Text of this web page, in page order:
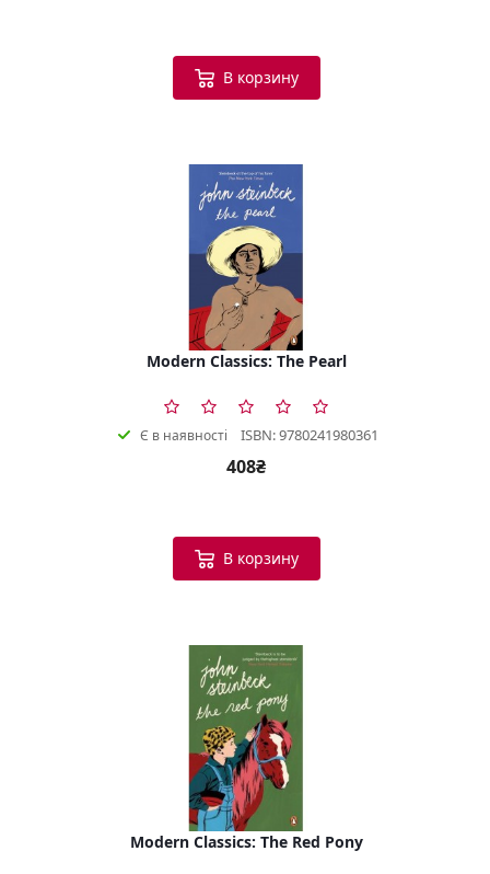
В корзину
Modern Classics: The Pearl
Є в наявності ISBN: 9780241980361
408₴
В корзину
Modern Classics: The Red Pony